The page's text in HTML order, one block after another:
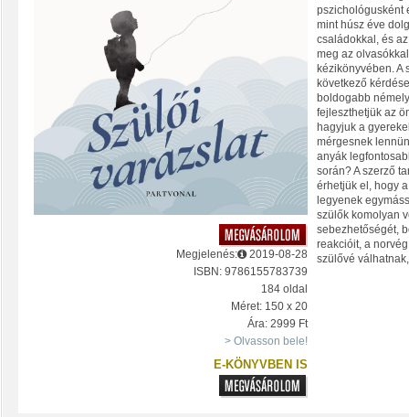
Megjelenés:
2019-08-28
ISBN: 9786155783739
184 oldal
Méret: 150 x 20
Ára: 2999 Ft
> Olvasson bele!
E-KÖNYVBEN IS
pszichológusként
mint húsz éve
családokkal, és
meg az
kézikönyvében. A
következő
boldogabb
fejleszthetjük az
hagyjuk a
mérgesnek
anyák
során? A szerző
érhetjük el, hogy
legyenek
szülők komolyan
sebezhetőségét,
reakcióit, a
szülővé